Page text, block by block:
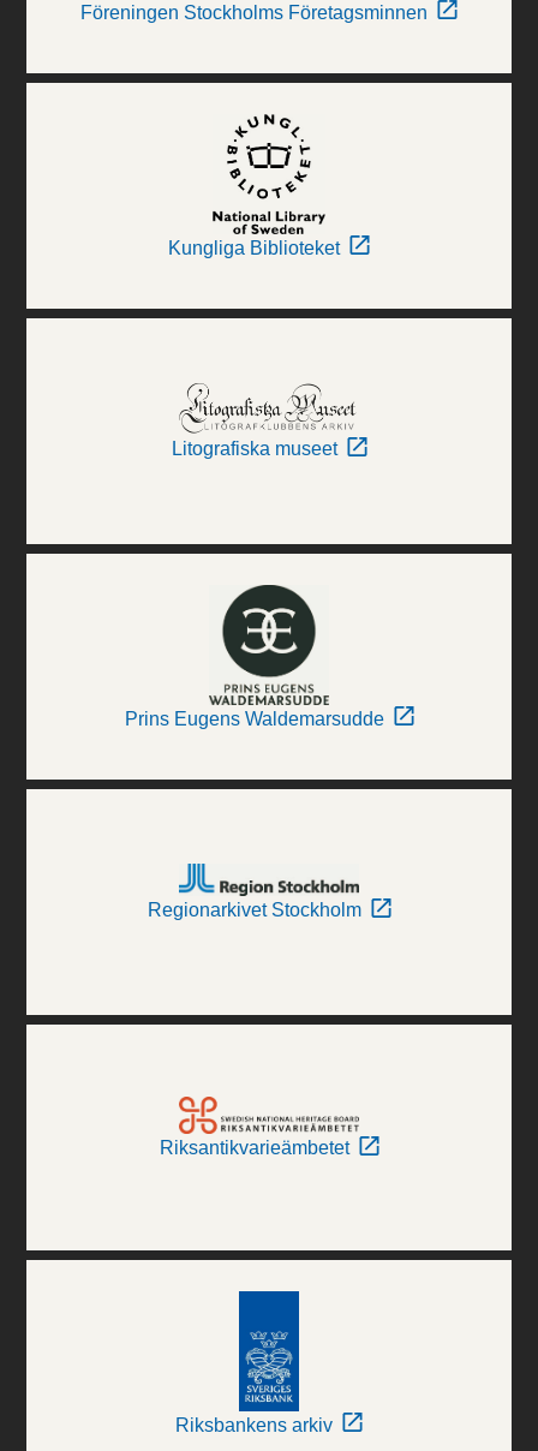
Föreningen Stockholms Företagsminnen
Kungliga Biblioteket
Litografiska museet
Prins Eugens Waldemarsudde
Regionarkivet Stockholm
Riksantikvarieämbetet
Riksbankens arkiv